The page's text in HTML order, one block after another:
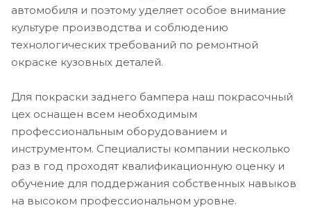
автомобиля и поэтому уделяет особое внимание
культуре производства и соблюдению
технологических требований по ремонтной
окраске кузовных деталей.
Для покраски заднего бампера наш покрасочный
цех оснащен всем необходимым
профессиональным оборудованием и
инструментом. Специалисты компании несколько
раз в год проходят квалификационную оценку и
обучение для поддержания собственных навыков
на высоком профессиональном уровне.